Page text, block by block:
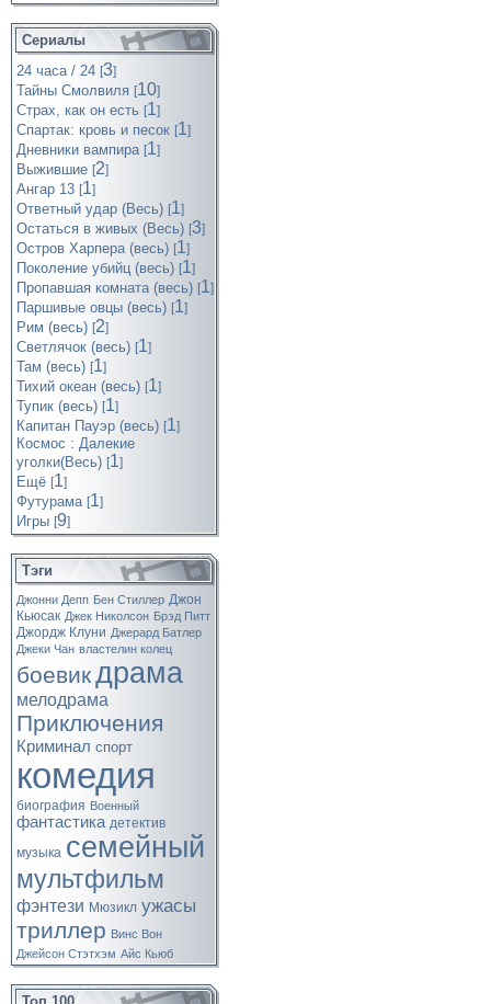
Сериалы
24 часа / 24 [3]
Тайны Смолвиля [10]
Страх, как он есть [1]
Спартак: кровь и песок [1]
Дневники вампира [1]
Выжившие [2]
Ангар 13 [1]
Ответный удар (Весь) [1]
Остаться в живых (Весь) [3]
Остров Харпера (весь) [1]
Поколение убийц (весь) [1]
Пропавшая комната (весь) [1]
Паршивые овцы (весь) [1]
Рим (весь) [2]
Светлячок (весь) [1]
Там (весь) [1]
Тихий океан (весь) [1]
Тупик (весь) [1]
Капитан Пауэр (весь) [1]
Космос : Далекие
уголки(Весь) [1]
Ещё [1]
Футурама [1]
Игры [9]
Тэги
Джонни Депп Бен Стиллер Джон
Кьюсак Джек Николсон Брэд Питт
Джордж Клуни Джерард Батлер
Джеки Чан властелин колец
боевикдрама
мелодрама
Приключения
Криминал спорт
комедия
биография Военный
фантастика детектив
музыка семейный
мультфильм
фэнтези Мюзикл ужасы
триллер Винс Вон
Джейсон Стэтхэм Айс Кьюб